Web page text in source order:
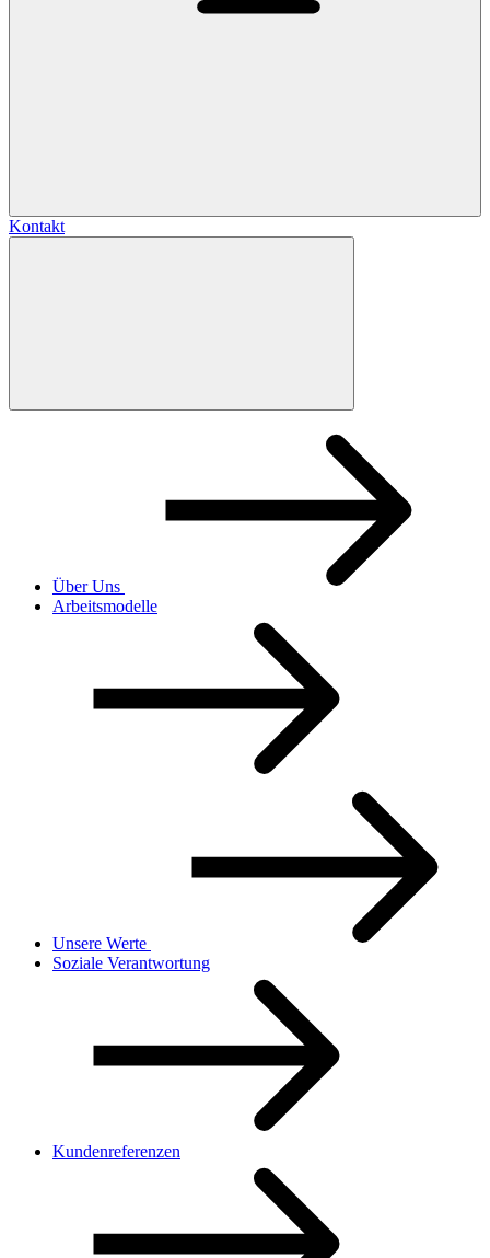
Kontakt
Über Uns
Arbeitsmodelle
Unsere Werte
Soziale Verantwortung
Kundenreferenzen